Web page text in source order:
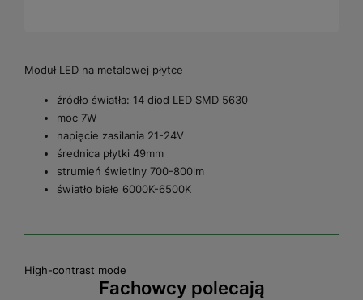
Moduł LED na metalowej płytce
źródło światła: 14 diod LED SMD 5630
moc 7W
napięcie zasilania 21-24V
średnica płytki 49mm
strumień świetlny 700-800lm
światło białe 6000K-6500K
High-contrast mode
Fachowcy polecają